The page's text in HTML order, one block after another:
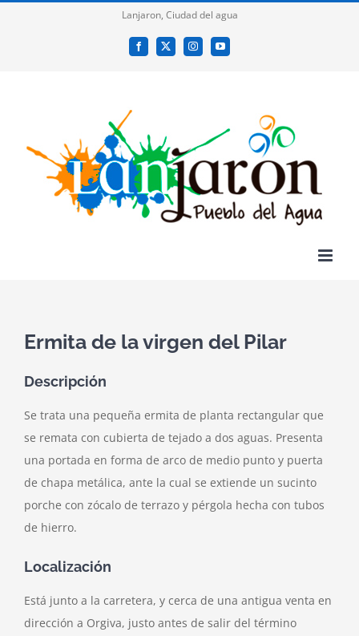
Lanjaron, Ciudad del agua
Facebook
X InstagramYouTube
Ermita de la virgen del Pilar
Descripción
Se trata una pequeña ermita de planta rectangular que
se remata con cubierta de tejado a dos aguas. Presenta
una portada en forma de arco de medio punto y puerta
de chapa metálica, ante la cual se extiende un sucinto
porche con zócalo de terrazo y pérgola hecha con tubos
de hierro.
Localización
Está junto a la carretera, y cerca de una antigua venta en
dirección a Orgiva, justo antes de salir del término